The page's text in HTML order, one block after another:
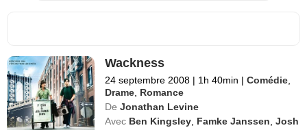
Wackness
24 septembre 2008 | 1h 40min | Comédie,
Drame, Romance
De Jonathan Levine
Avec Ben Kingsley, Famke Janssen,Josh